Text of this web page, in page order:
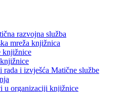
razvojna služba
mreža knjižnica
knjižnice
rada i izvješća Matične službe
u organizaciji knjižnice